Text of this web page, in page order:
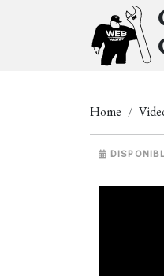
Home